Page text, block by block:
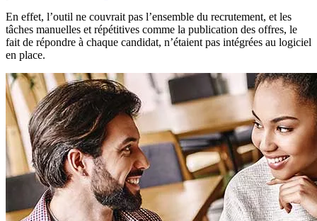
En effet, l’outil ne couvrait pas l’ensemble du recrutement, et les
tâches manuelles et répétitives comme la publication des offres, le
fait de répondre à chaque candidat, n’étaient pas intégrées au logiciel
en place.